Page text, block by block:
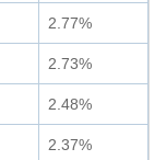
2.77%
2.73%
2.48%
2.37%